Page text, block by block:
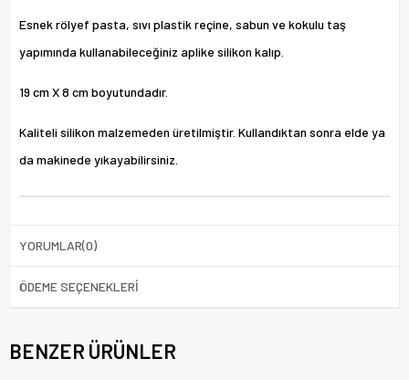
Esnek rölyef pasta, sıvı plastik reçine, sabun ve kokulu taş
yapımında kullanabileceğiniz aplike silikon kalıp.
19 cm X 8 cm boyutundadır.
Kaliteli silikon malzemeden üretilmiştir. Kullandıktan sonra elde ya
da makinede yıkayabilirsiniz.
YORUMLAR(0)
ÖDEME SEÇENEKLERI
BENZER ÜRÜNLER